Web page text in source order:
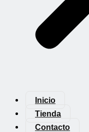
Inicio
Tienda
Contacto